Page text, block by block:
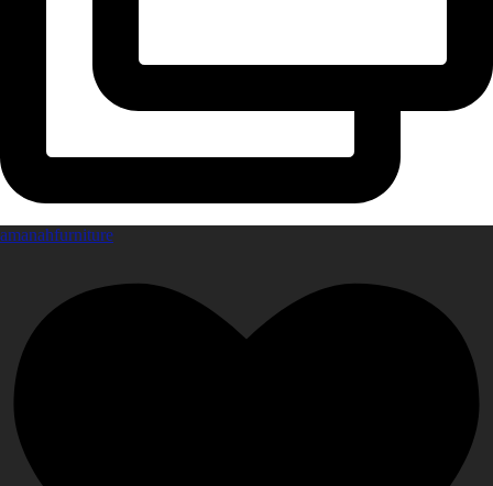
amanahfurniture